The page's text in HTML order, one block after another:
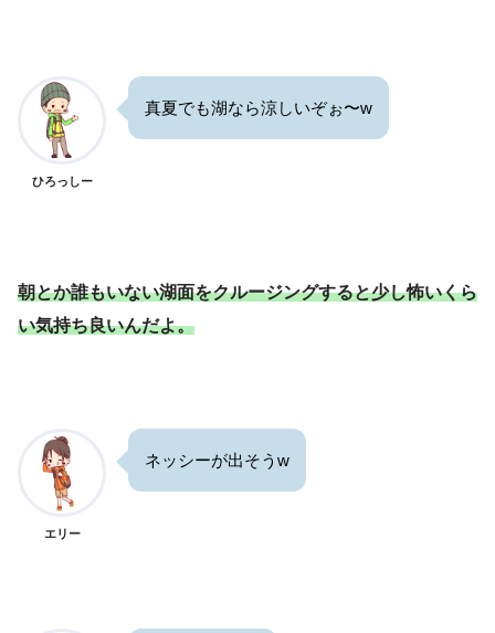
ひろっしー
真夏でも湖なら涼しいぞぉ〜w
朝とか誰もいない湖面をクルージングすると少し怖いくら
い気持ち良いんだよ。
エリー
ネッシーが出そうw